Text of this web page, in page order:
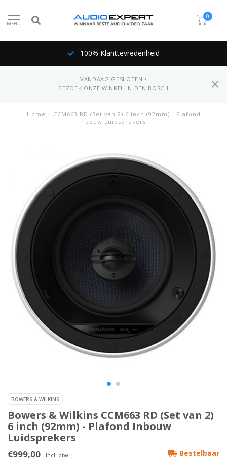
MENU
0
100% Klanttevredenheid
VANDAAG GESLOTEN •
BEZOEK ONZE WINKEL IN DEN BOSCH
Home / CCM663 RD (Set van 2) 6 inch (92mm) - Plafond
Inbouw Luidsprekers
BOWERS & WILKINS
Bowers & Wilkins CCM663 RD (Set van 2)
6 inch (92mm) - Plafond Inbouw
Luidsprekers
€999,00 Incl. btw Bestelbaar